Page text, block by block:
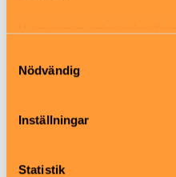
samt tillhandahålla
vidarebefordrar även
information från din enhet
annons- och analysföretag
information som du har
Nödvändig
Inställningar
Statistik
Kafé
Skötbord
741 76 Uppsala
lunsen-naturreservat